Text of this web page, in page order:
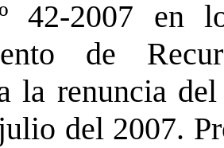
42-2007 en
de
la renuncia
del 2007.